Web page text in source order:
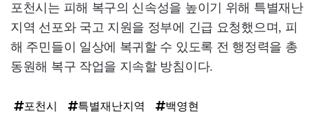
포천시는 피해 복구의 신속성을 높이기 위해 특별재난
지역 선포와 국고 지원을 정부에 긴급 요청했으며, 피
해 주민들이 일상에 복귀할 수 있도록 전 행정력을 총
동원해 복구 작업을 지속할 방침이다.
포천시 특별재난지역 백영현